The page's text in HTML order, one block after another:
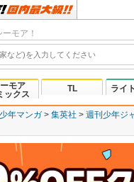
モア！
モア
ックス
TL ライ
少年マンガ 集英社 週刊少年ジ